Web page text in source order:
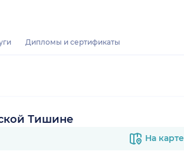
Дипломы и сертификаты
Тишине
На карте